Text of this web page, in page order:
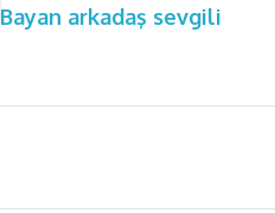
Bayan arkadaş sevgili